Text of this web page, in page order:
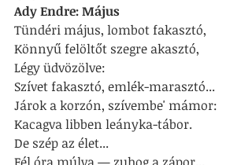
Ady Endre: Május
Tündéri május, lombot fakasztó,
Könnyű felöltőt szegre akasztó,
Légy üdvözölve:
Szívet fakasztó, emlék-marasztó...
Járok a korzón, szívembe' mámor:
Kacagva libben leányka-tábor.
De szép az élet...
Fél óra múlva — zuhog a zápor...